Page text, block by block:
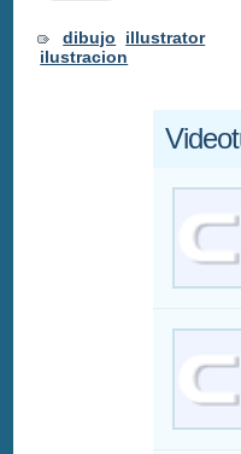
dibujo
illustrator
ilustracion